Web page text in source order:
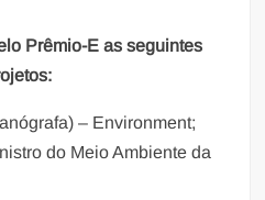
Prêmio-E as seguintes
– Environment;
do Meio Ambiente da